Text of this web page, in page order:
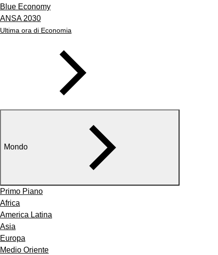
Blue Economy
ANSA 2030
Ultima ora di Economia
Mondo
Primo Piano
Africa
America Latina
Asia
Europa
Medio Oriente